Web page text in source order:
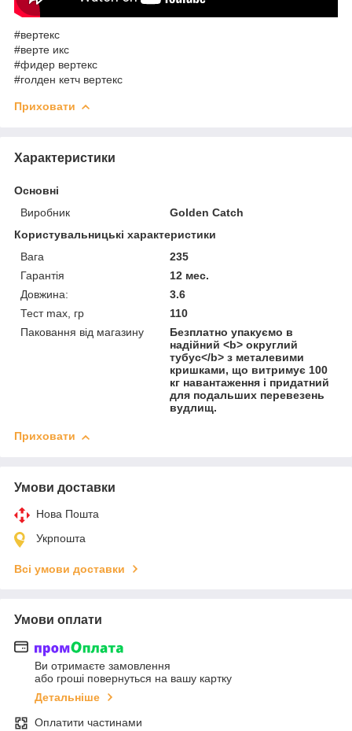
#вертекс
#верте икс
#фидер вертекс
#голден кетч вертекс
Приховати
Характеристики
Основні
Виробник
Golden Catch
Користувальницькі характеристики
Вага
235
Гарантія
12 мес.
Довжина:
3.6
Тест max, гр
110
Паковання від магазину
Безплатно упакуємо в
надійний <b> округлий
тубус</b> з металевими
кришками, що витримує 100
кг навантаження і придатний
для подальших перевезень
вудлищ.
Приховати
Умови доставки
Нова Пошта
Укрпошта
Всі умови доставки
Умови оплати
Ви отримаєте замовлення
або гроші повернуться на вашу картку
Детальніше
Оплатити частинами